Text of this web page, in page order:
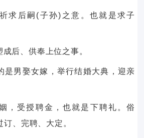
求后嗣(子孙)之意。也就是求子
后、供奉上位之事。
是男娶女嫁，举行结婚大典，迎亲
，受授聘金，也就是下聘礼。俗
、完聘、大定。